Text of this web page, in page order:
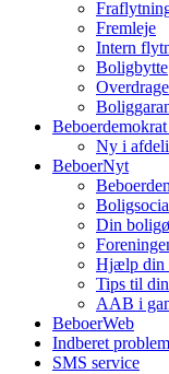
Fremleje
Intern
Boligbytte
Ny i
BeboerNyt
Din
Hjælp din
Tips til
AAB i
BeboerWeb
Indberet
SMS service